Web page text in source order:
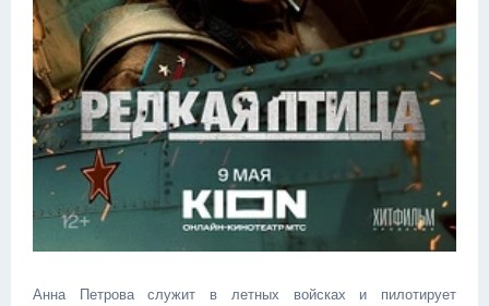
Анна Петрова служит в летных войсках и пилотирует